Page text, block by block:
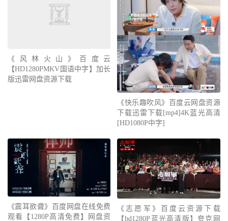
《风林火山》百度云
【HD1280PMKV国语中字】加长
版迅雷网盘资源下载
《快乐趣吹风》百度云网盘资源
下载迅雷下载[mp4]4K蓝光高清
[HD1080P中字]
《震耳欲聋》百度网盘在线免费
观看【1280P高清免费】网盘资
《志愿军》百度云资源下载
【bd1280P蓝光高清版】夸克网